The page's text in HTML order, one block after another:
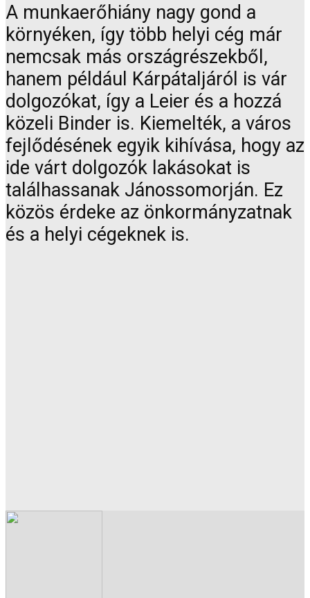
A munkaerőhiány nagy gond a
környéken, így több helyi cég már
nemcsak más országrészekből,
hanem például Kárpátaljáról is vár
dolgozókat, így a Leier és a hozzá
közeli Binder is. Kiemelték, a város
fejlődésének egyik kihívása, hogy az
ide várt dolgozók lakásokat is
találhassanak Jánossomorján. Ez
közös érdeke az önkormányzatnak
és a helyi cégeknek is.